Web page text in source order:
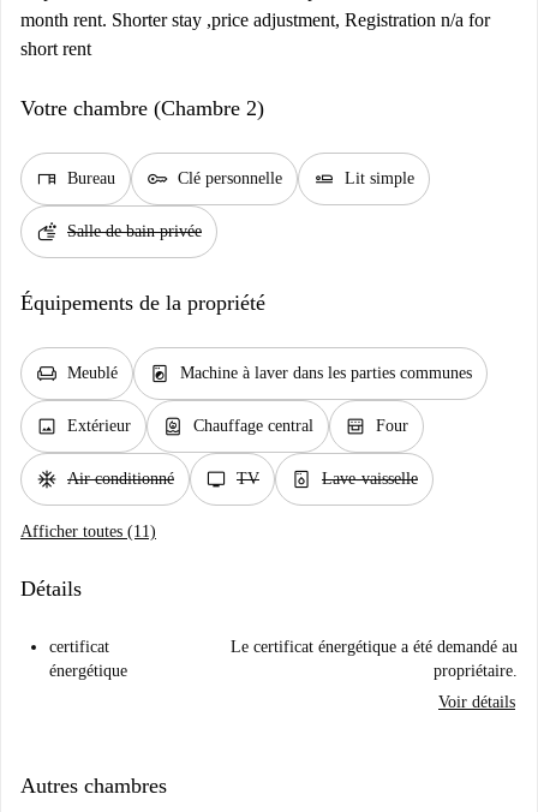
month rent. Shorter stay ,price adjustment, Registration n/a for
short rent
Votre chambre (Chambre 2)
desk Bureau key Clé personnelle airline_seat_flat Lit simple
soap Salle de bain privée
Équipements de la propriété
chair Meublé local_laundry_service Machine à laver dans les parties communes
image Extérieur water_heater Chauffage central oven_gen Four
ac_unit Air conditionné tv TV dishwasher_gen Lave-vaisselle
Afficher toutes (11)
Détails
certificat
énergétique
Le certificat énergétique a été demandé au
propriétaire.
Voir détails
Autres chambres